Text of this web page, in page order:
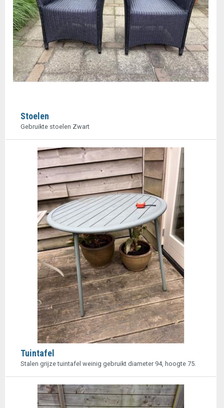
Stoelen
Gebruikte stoelen Zwart
Tuintafel
Stalen grijze tuintafel weinig gebruikt diameter 94, hoogte 75.